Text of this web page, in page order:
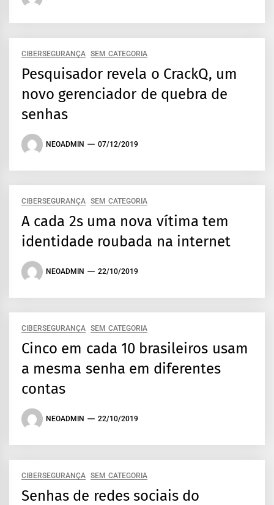
CIBERSEGURANÇA SEM CATEGORIA
Pesquisador revela o CrackQ, um
novo gerenciador de quebra de
senhas
NEOADMIN 07/12/2019
CIBERSEGURANÇA SEM CATEGORIA
A cada 2s uma nova vítima tem
identidade roubada na internet
NEOADMIN 22/10/2019
CIBERSEGURANÇA SEM CATEGORIA
Cinco em cada 10 brasileiros usam
a mesma senha em diferentes
contas
NEOADMIN 22/10/2019
CIBERSEGURANÇA SEM CATEGORIA
Senhas de redes sociais do